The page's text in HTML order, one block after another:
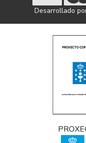
Desarrollado